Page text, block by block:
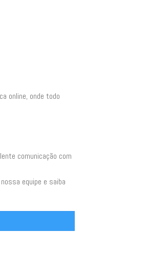
online, onde todo
comunicação com
equipe e saiba